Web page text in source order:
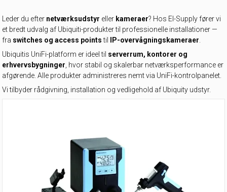
Leder du efter netværksudstyr eller kameraer? Hos El-Supply fører vi
et bredt udvalg af Ubiquiti-produkter til professionelle installationer —
fra switches og access pointstil IP-overvågningskameraer.
Ubiquitis UniFi-platform er ideel til serverrum, kontorer og
erhvervsbygninger, hvor stabil og skalerbar netværksperformance er
afgørende. Alle produkter administreres nemt via UniFi-kontrolpanelet.
Vi tilbyder rådgivning, installation og vedligehold af Ubiquity udstyr.